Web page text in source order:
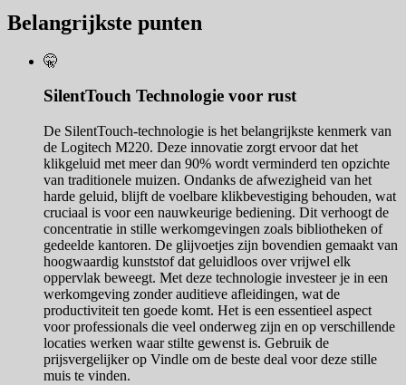
Belangrijkste punten
🤫
SilentTouch Technologie voor rust
De SilentTouch-technologie is het belangrijkste kenmerk van
de Logitech M220. Deze innovatie zorgt ervoor dat het
klikgeluid met meer dan 90% wordt verminderd ten opzichte
van traditionele muizen. Ondanks de afwezigheid van het
harde geluid, blijft de voelbare klikbevestiging behouden, wat
cruciaal is voor een nauwkeurige bediening. Dit verhoogt de
concentratie in stille werkomgevingen zoals bibliotheken of
gedeelde kantoren. De glijvoetjes zijn bovendien gemaakt van
hoogwaardig kunststof dat geluidloos over vrijwel elk
oppervlak beweegt. Met deze technologie investeer je in een
werkomgeving zonder auditieve afleidingen, wat de
productiviteit ten goede komt. Het is een essentieel aspect
voor professionals die veel onderweg zijn en op verschillende
locaties werken waar stilte gewenst is. Gebruik de
prijsvergelijker op Vindle om de beste deal voor deze stille
muis te vinden.